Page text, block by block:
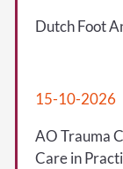
Dutch Foot
15-10-2026
AO Trauma
Care in